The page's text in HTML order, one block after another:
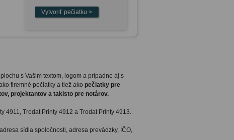
s Vašim textom, logom a prípadne aj s
firemné pečiatky a tiež ako pečiatky pre
projektantov a takisto pre notárov.
4911, Trodat Printy 4912 a Trodat Printy 4913.
sídla spoločnosti, adresa prevádzky, IČO,